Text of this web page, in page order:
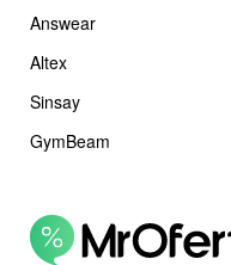
Answear
Altex
Sinsay
GymBeam